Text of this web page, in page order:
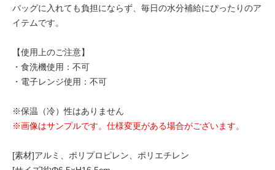
バッグに入れても負担にならず、毎日の水分補給にぴったりのア
イテムです。
【使用上のご注意】
・食洗機使用：不可
・電子レンジ使用：不可
※保温（冷）性はありません
※画像はサンプルです。仕様変更がある場合がございます。
[素材]アルミ、ポリプロピレン、ポリエチレン